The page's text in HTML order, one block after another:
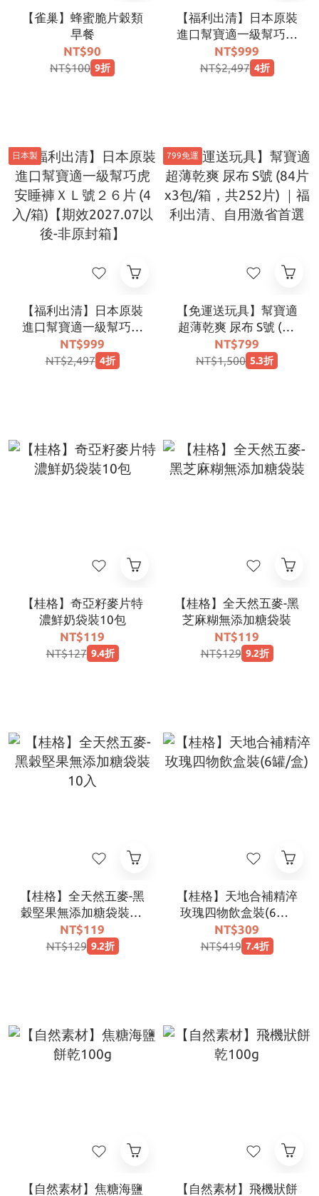
【雀巢】蜂蜜脆片穀類
早餐
NT$90
NT$100 9折
【福利出清】日本原裝
進口幫寶適一級幫巧虎
安睡褲ＸXＬ號２2片 (4
入/箱)【期效2027.07
NT$999
NT$2,497 4折
日本製
【福利出清】日本原裝
進口幫寶適一級幫巧虎
安睡褲ＸＬ號２６片 (4
入/箱)【期效2027.07
NT$999
NT$2,497 4折
799免運
【免運送玩具】幫寶適
超薄乾爽 尿布 S號 (84
片x3包/箱，共252片)
｜福利出清、自用激省
NT$799
NT$1,500 5.3折
【桂格】奇亞籽麥片特
濃鮮奶袋裝10包
NT$119
NT$127 9.4折
【桂格】全天然五麥-黑
芝麻糊無添加糖袋裝
NT$119
NT$129 9.2折
【桂格】全天然五麥-黑
穀堅果無添加糖袋裝10
入
NT$119
NT$129 9.2折
【桂格】天地合補精淬
玫瑰四物飲盒裝(6罐/
盒)
NT$309
NT$419 7.4折
【自然素材】焦糖海鹽
【自然素材】飛機狀餅